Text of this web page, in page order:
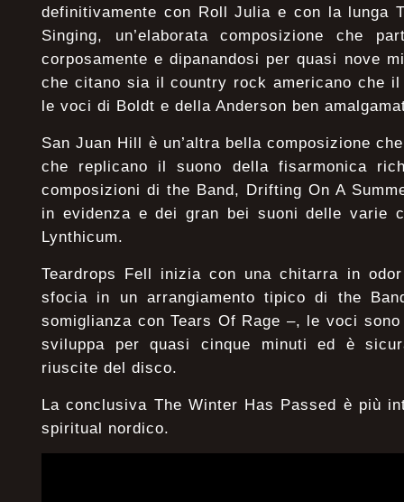
definitivamente con Roll Julia e con la lunga
Singing, un’elaborata composizione che
corposamente e dipanandosi per quasi nove
che citano sia il country rock americano che
le voci di Boldt e della Anderson ben
San Juan Hill è un’altra bella composizione
che replicano il suono della fisarmonica
composizioni di the Band, Drifting On A
in evidenza e dei gran bei suoni delle varie
Lynthicum.
Teardrops Fell inizia con una chitarra in
sfocia in un arrangiamento tipico di the
somiglianza con Tears Of Rage –, le voci
sviluppa per quasi cinque minuti ed è
riuscite del disco.
La conclusiva The Winter Has Passed è più
spiritual nordico.